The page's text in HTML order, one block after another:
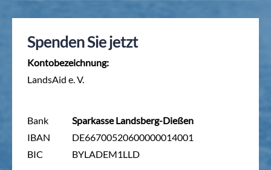
Spenden Sie jetzt
Kontobezeichnung:
LandsAid e. V.
Bank
IBAN
BIC
Sparkasse Landsberg-Dießen
DE66700520600000014001
BYLADEM1LLD